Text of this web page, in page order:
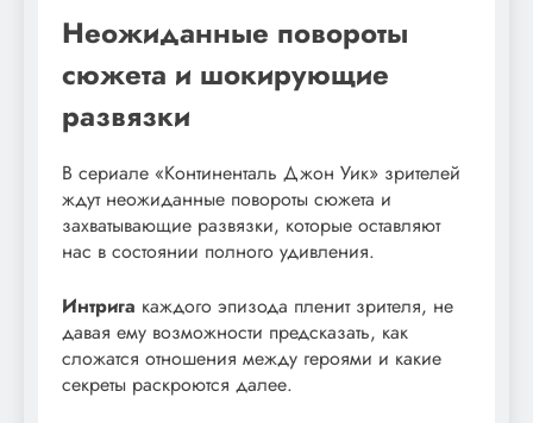
Неожиданные повороты
сюжета и шокирующие
развязки
В сериале «Континенталь Джон Уик» зрителей
ждут неожиданные повороты сюжета и
захватывающие развязки, которые оставляют
нас в состоянии полного удивления.
Интрига каждого эпизода пленит зрителя, не
давая ему возможности предсказать, как
сложатся отношения между героями и какие
секреты раскроются далее.